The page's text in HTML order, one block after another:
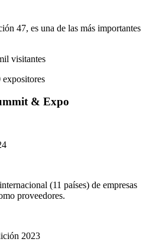
47, es una de las más importantes
visitantes
& Expo
(11 países) de empresas
proveedores.
2023